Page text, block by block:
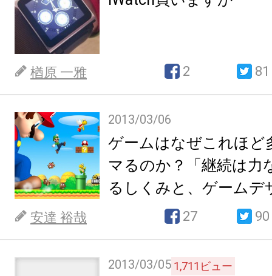
楢原 一雅 2 81
2013/03/06
ゲームはなぜこれほど
マるのか？「継続は力
るしくみと、ゲームデ
安達 裕哉 27 90
2013/03/05 1,711 ビュー